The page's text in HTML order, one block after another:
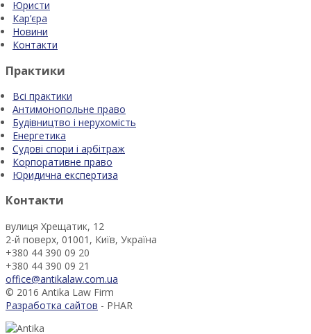
Юристи
Кар’єра
Новини
Контакти
Практики
Всі практики
Антимонопольне право
Будівництво і нерухомість
Енергетика
Судові спори і арбітраж
Корпоративне право
Юридична експертиза
Контакти
вулиця Хрещатик, 12
2-й поверх, 01001, Київ, Україна
+380 44 390 09 20
+380 44 390 09 21
office@antikalaw.com.ua
© 2016 Antika Law Firm
Разработка сайтов - PHAR